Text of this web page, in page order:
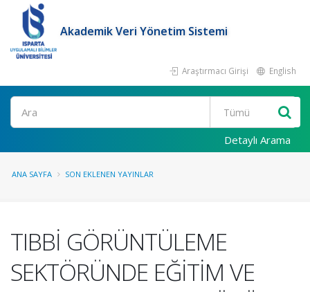
Akademik Veri Yönetim Sistemi
Araştırmacı Girişi English
Ara
Detaylı Arama
ANA SAYFA SON EKLENEN YAYINLAR
TIBBİ GÖRÜNTÜLEME
SEKTÖRÜNDE EĞİTİM VE